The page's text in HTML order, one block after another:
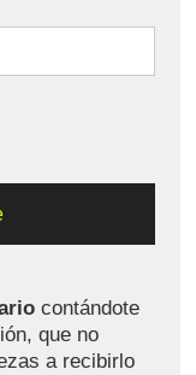
contándote
que no
a recibirlo